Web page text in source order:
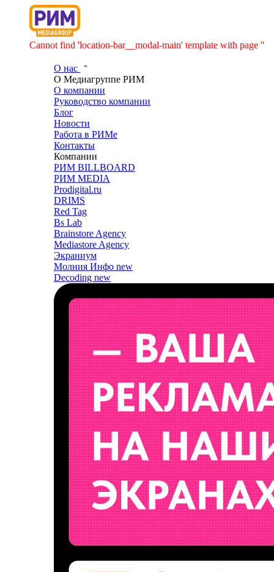
Cannot find 'location-bar__modal-main' template with page ''
О нас
О Медиагруппе РИМ
О компании
Руководство компании
Блог
Новости
Работа в РИМе
Контакты
Компании
РИМ BILLBOARD
РИМ MEDIA
Prodigital.ru
DRIMS
Red Tag
Bs Lab
Brainstore Agency
Mediastore Agency
Экраниум
Молния Инфо new
Decoding new